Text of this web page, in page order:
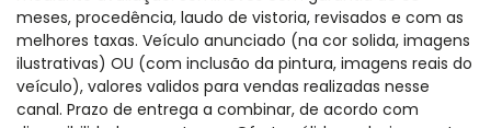
meses, procedência, laudo de vistoria, revisados e com as
melhores taxas. Veículo anunciado (na cor solida, imagens
ilustrativas) OU (com inclusão da pintura, imagens reais do
veículo), valores validos para vendas realizadas nesse
canal. Prazo de entrega a combinar, de acordo com